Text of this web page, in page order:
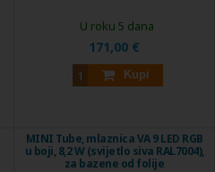
171,00 €
Kupi
U roku 5 dana
MINI Tube, mlaznica VA 9 LED RGB
u boji, 8,2 W (svijetlo siva RAL7004),
za bazene od folije